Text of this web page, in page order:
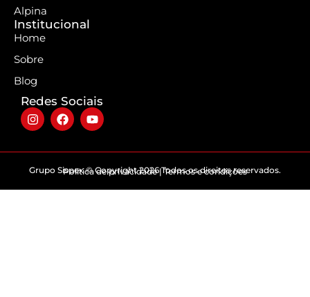
Alpina
Institucional
Home
Sobre
Blog
Redes Sociais
Grupo Sispex © Copyright 2026 Todos os direitos reservados.
Politica de privacidade | Termos e condições